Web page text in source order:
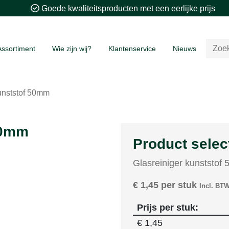
Goede kwaliteitsproducten met een eerlijke prijs
Wie zijn wij? Klantenservice Nieuws
50mm
Product
Glasreiniger kunststof
€ 1,45 per stuk Incl.
Prijs per stuk:
€ 1,45